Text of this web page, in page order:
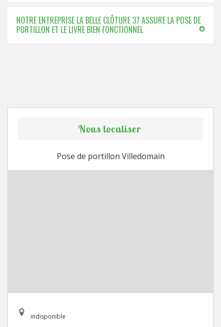
NOTRE ENTREPRISE LA BELLE CLÔTURE 37 ASSURE LA POSE DE
PORTILLON ET LE LIVRE BIEN FONCTIONNEL
Nous localiser
Pose de portillon Villedomain
indisponible